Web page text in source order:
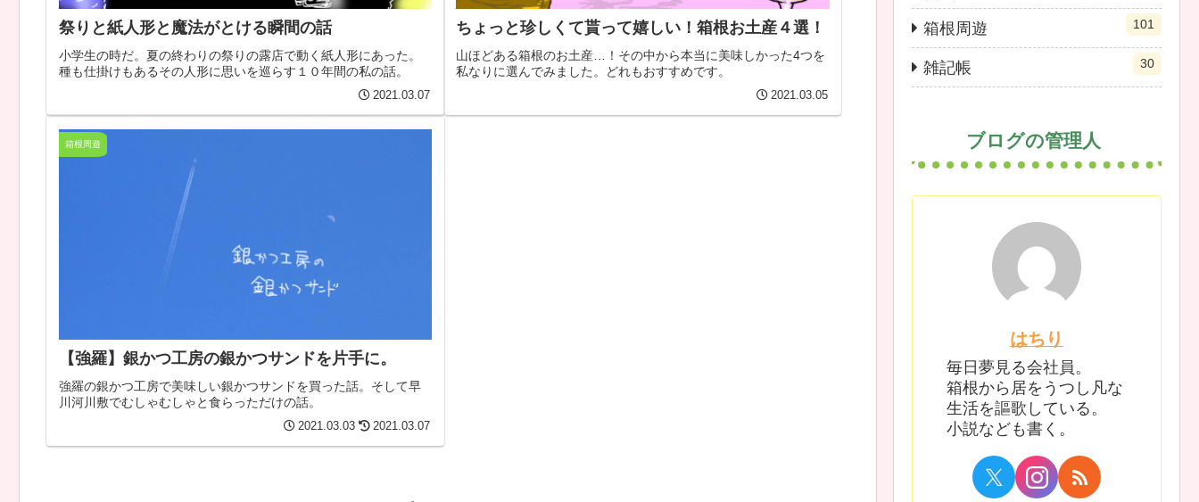
祭りと紙人形と魔法がとける瞬間の話
小学生の時だ。夏の終わりの祭りの露店で動く紙人形にあった。
種も仕掛けもあるその人形に思いを巡らす１０年間の私の話。
2021.03.07
ちょっと珍しくて貰って嬉しい！箱根お土産４選！
山ほどある箱根のお土産…！その中から本当に美味しかった4つを
私なりに選んでみました。どれもおすすめです。
2021.03.05
箱根周遊
【強羅】銀かつ工房の銀かつサンドを片手に。
強羅の銀かつ工房で美味しい銀かつサンドを買った話。そして早
川河川敷でむしゃむしゃと食らっただけの話。
2021.03.03 2021.03.07
箱根周遊 101
雑記帳 30
ブログの管理人
はちり
毎日夢見る会社員。
箱根から居をうつし凡な
生活を謳歌している。
小説なども書く。